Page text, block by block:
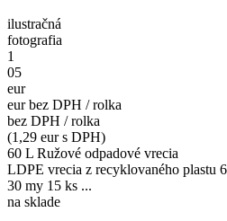
ilustračná
fotografia
1
05
eur
eur bez DPH / rolka
bez DPH / rolka
(1,29 eur s DPH)
60 L Ružové odpadové vrecia
LDPE vrecia z recyklovaného plastu
30 my 15 ks ...
na sklade